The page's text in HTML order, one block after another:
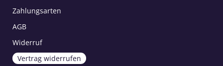
Zahlungsarten
AGB
Widerruf
Vertrag widerrufen